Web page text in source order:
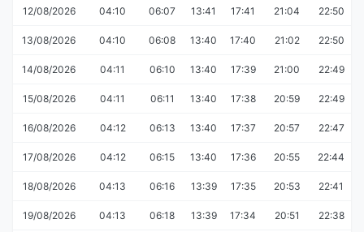
12/08/2026 04:10 06:07 13:41 17:41 21:04 22:50
13/08/2026 04:10 06:08 13:40 17:40 21:02 22:50
14/08/2026 04:11 06:10 13:40 17:39 21:00 22:49
15/08/2026 04:11 06:11 13:40 17:38 20:59 22:49
16/08/2026 04:12 06:13 13:40 17:37 20:57 22:47
17/08/2026 04:12 06:15 13:40 17:36 20:55 22:44
18/08/2026 04:13 06:16 13:39 17:35 20:53 22:41
19/08/2026 04:13 06:18 13:39 17:34 20:51 22:38